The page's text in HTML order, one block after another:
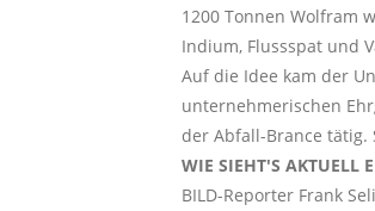
1200 Tonnen Wolfram
Indium, Flussspat und
Auf die Idee kam der
unternehmerischen
der Abfall-Brance tätig.
WIE SIEHT'S AKTUELL
BILD-Reporter Frank